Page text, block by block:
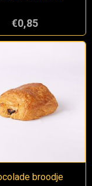
€0,85
broodje